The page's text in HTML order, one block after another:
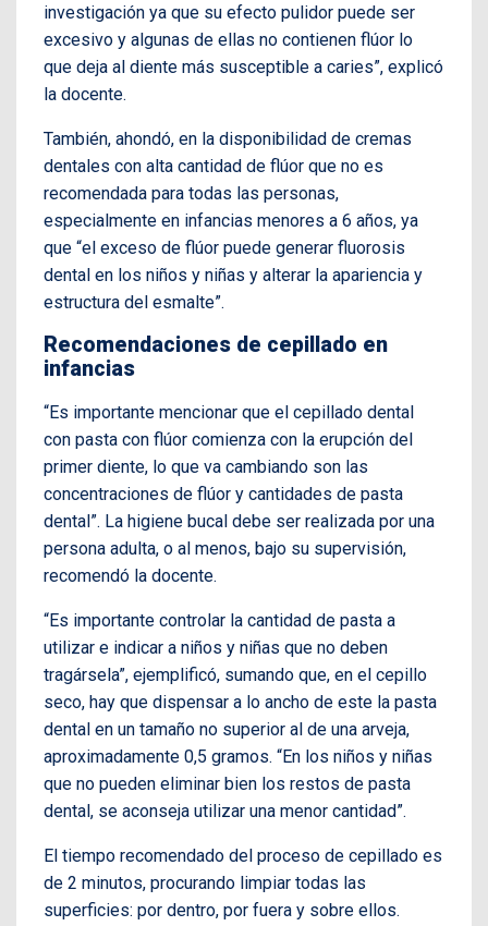
investigación ya que su efecto pulidor puede ser
excesivo y algunas de ellas no contienen flúor lo
que deja al diente más susceptible a caries”, explicó
la docente.
También, ahondó, en la disponibilidad de cremas
dentales con alta cantidad de flúor que no es
recomendada para todas las personas,
especialmente en infancias menores a 6 años, ya
que “el exceso de flúor puede generar fluorosis
dental en los niños y niñas y alterar la apariencia y
estructura del esmalte”.
Recomendaciones de cepillado en
infancias
“Es importante mencionar que el cepillado dental
con pasta con flúor comienza con la erupción del
primer diente, lo que va cambiando son las
concentraciones de flúor y cantidades de pasta
dental”. La higiene bucal debe ser realizada por una
persona adulta, o al menos, bajo su supervisión,
recomendó la docente.
“Es importante controlar la cantidad de pasta a
utilizar e indicar a niños y niñas que no deben
tragársela”, ejemplificó, sumando que, en el cepillo
seco, hay que dispensar a lo ancho de este la pasta
dental en un tamaño no superior al de una arveja,
aproximadamente 0,5 gramos. “En los niños y niñas
que no pueden eliminar bien los restos de pasta
dental, se aconseja utilizar una menor cantidad”.
El tiempo recomendado del proceso de cepillado es
de 2 minutos, procurando limpiar todas las
superficies: por dentro, por fuera y sobre ellos.